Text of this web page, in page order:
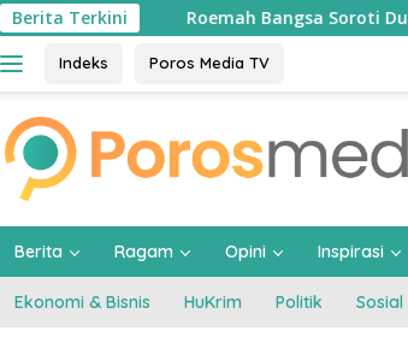
Berita Terkini
Roemah Bangsa Soroti Dugaan
Indeks Poros Media TV
Berita Ragam Opini Inspirasi
Ekonomi & Bisnis HuKrim Politik Sosial